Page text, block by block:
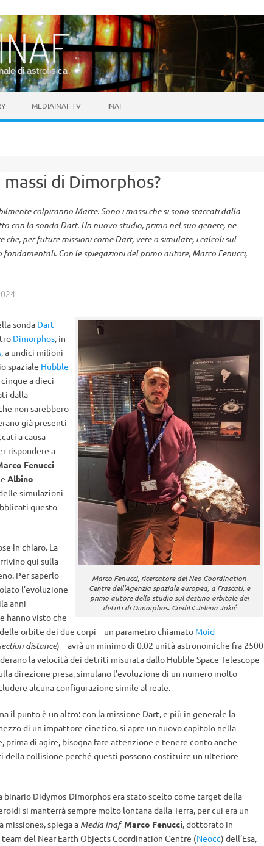
di astrofisica
MEDIAINAF TV INAF
di Dimorphos?
colpiranno Marte. Sono i massi che si sono staccati dalla
con la sonda Dart. Un nuovo studio, primo nel suo genere, ne
che, per future missioni come Dart, vere o simulate, i calcoli sul
Con le spiegazioni del primo autore, Marco Fenucci,
Marco Fenucci, ricercatore del Neo Coordination
Centre dell’Agenzia spaziale europea, a Frascati, e
primo autore dello studio sul destino orbitale dei
detriti di Dimorphos. Crediti: Jelena Jokić
sonda Dart
Dimorphos, in
, a undici milioni
spaziale Hubble
cinque a dieci
dalla
non sarebbero
già presenti
a causa
rispondere a
Fenucci
Albino
simulazioni
questo
in chiaro. La
qui sulla
Per saperlo
l’evoluzione
anni
hanno visto che
orbite dei due corpi – un parametro chiamato Moid
distance) – avrà un minimo di 0.02 unità astronomiche fra 2500
la velocità dei detriti misurata dallo Hubble Space Telescope
direzione presa, simulano l’evoluzione di un numero molto
alcuna configurazione simile al reale.
il punto è un altro: con la missione Dart, e più in generale la
di un impattore cinetico, si apre un nuovo capitolo nella
prima di agire, bisogna fare attenzione e tenere conto anche
collisione perché questi possono costituire un ulteriore
binario Didymos-Dimorphos era stato scelto come target della
si manterrà sempre molto lontana dalla Terra, per cui era un
spiega a Media Inaf Marco Fenucci, dottorato in
del Near Earth Objects Coordination Centre (Neocc) dell’Esa,